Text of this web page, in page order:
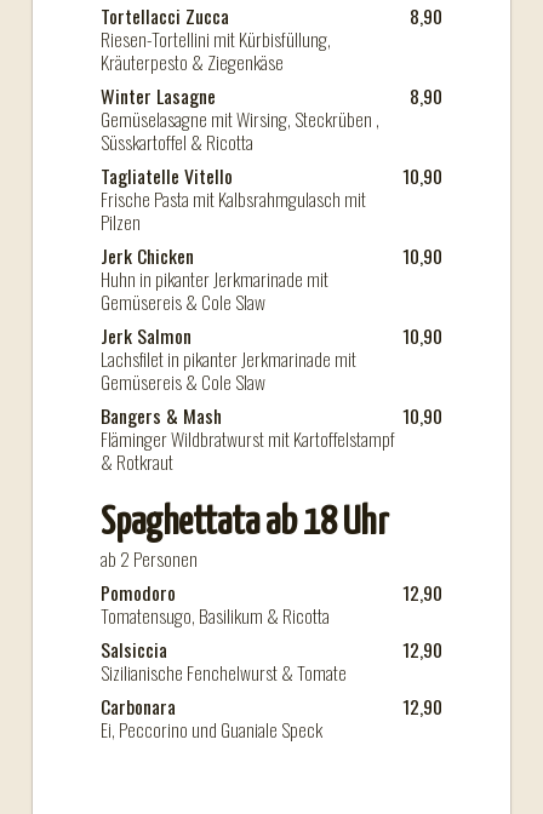
Tortellacci Zucca
Riesen-Tortellini mit Kürbisfüllung,
Kräuterpesto & Ziegenkäse
8,90
Winter Lasagne
Gemüselasagne mit Wirsing, Steckrüben ,
Süsskartoffel & Ricotta
8,90
Tagliatelle Vitello
Frische Pasta mit Kalbsrahmgulasch mit
Pilzen
10,90
Jerk Chicken
Huhn in pikanter Jerkmarinade mit
Gemüsereis & Cole Slaw
10,90
Jerk Salmon
Lachsfilet in pikanter Jerkmarinade mit
Gemüsereis & Cole Slaw
10,90
Bangers & Mash
Fläminger Wildbratwurst mit Kartoffelstampf
& Rotkraut
10,90
Spaghettata ab 18 Uhr
ab 2 Personen
Pomodoro
Tomatensugo, Basilikum & Ricotta
12,90
Salsiccia
Sizilianische Fenchelwurst & Tomate
12,90
Carbonara
Ei, Peccorino und Guaniale Speck
12,90